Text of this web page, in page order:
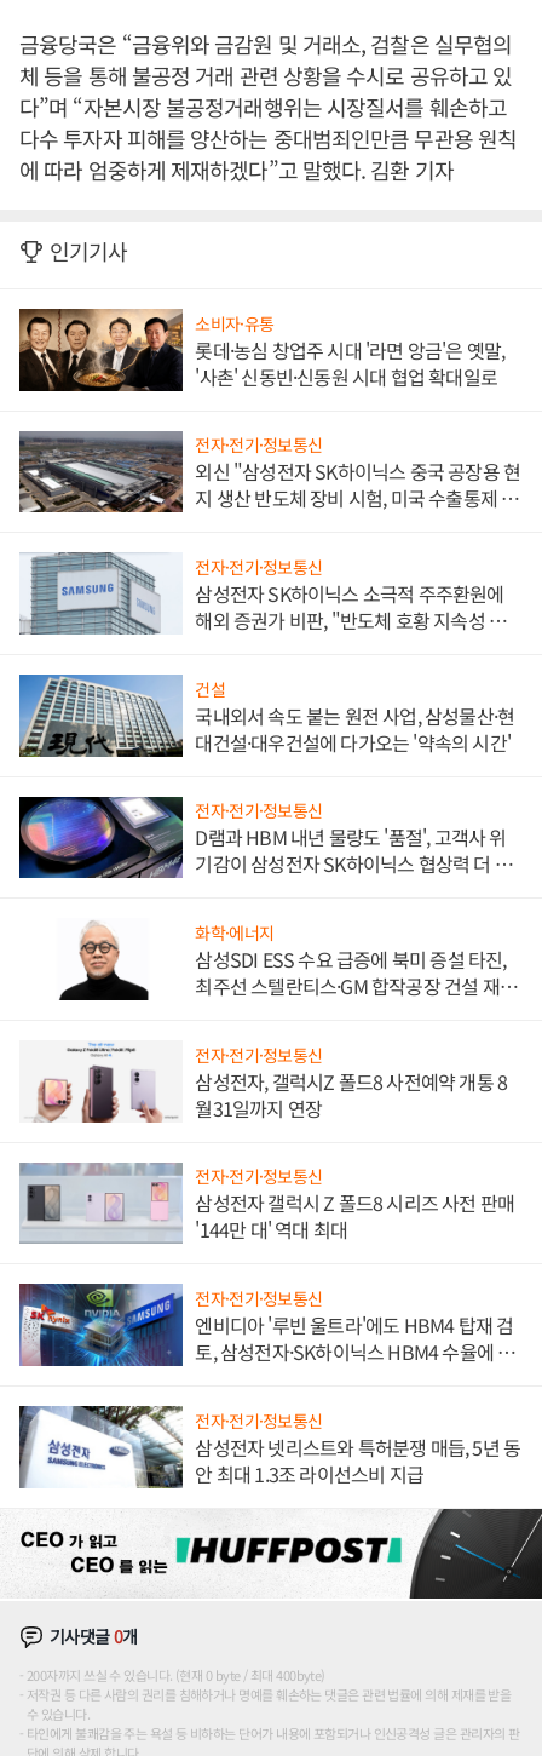
금융당국은 “금융위와 금감원 및 거래소, 검찰은 실무협의
체 등을 통해 불공정 거래 관련 상황을 수시로 공유하고 있
다”며 “자본시장 불공정거래행위는 시장질서를 훼손하고
다수 투자자 피해를 양산하는 중대범죄인만큼 무관용 원칙
에 따라 엄중하게 제재하겠다”고 말했다. 김환 기자
인기기사
소비자·유통
롯데·농심 창업주 시대 '라면 앙금'은 옛말,
'사촌' 신동빈·신동원 시대 협업 확대일로
전자·전기·정보통신
외신 "삼성전자 SK하이닉스 중국 공장용 현
지 생산 반도체 장비 시험, 미국 수출통제 대
전자·전기·정보통신
삼성전자 SK하이닉스 소극적 주주환원에
해외 증권가 비판, "반도체 호황 지속성 의
건설
국내외서 속도 붙는 원전 사업, 삼성물산·현
대건설·대우건설에 다가오는 '약속의 시간'
전자·전기·정보통신
D램과 HBM 내년 물량도 '품절', 고객사 위
기감이 삼성전자 SK하이닉스 협상력 더 키
화학·에너지
삼성SDI ESS 수요 급증에 북미 증설 타진,
최주선 스텔란티스·GM 합작공장 건설 재추
전자·전기·정보통신
삼성전자, 갤럭시Z 폴드8 사전예약 개통 8
월31일까지 연장
전자·전기·정보통신
삼성전자 갤럭시 Z 폴드8 시리즈 사전 판매
'144만 대' 역대 최대
전자·전기·정보통신
엔비디아 '루빈 울트라'에도 HBM4 탑재 검
토, 삼성전자·SK하이닉스 HBM4 수율에 주
전자·전기·정보통신
삼성전자 넷리스트와 특허분쟁 매듭, 5년 동
안 최대 1.3조 라이선스비 지급
기사댓글0개
200자까지 쓰실 수 있습니다. (현재 0 byte / 최대 400byte)
저작권 등 다른 사람의 권리를 침해하거나 명예를 훼손하는 댓글은 관련 법률에 의해 제재를 받을
수 있습니다.
타인에게 불쾌감을 주는 욕설 등 비하하는 단어가 내용에 포함되거나 인신공격성 글은 관리자의 판